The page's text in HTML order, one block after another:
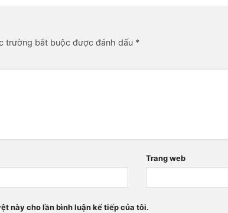
trường bắt buộc được đánh dấu *
Trang web
này cho lần bình luận kế tiếp của tôi.